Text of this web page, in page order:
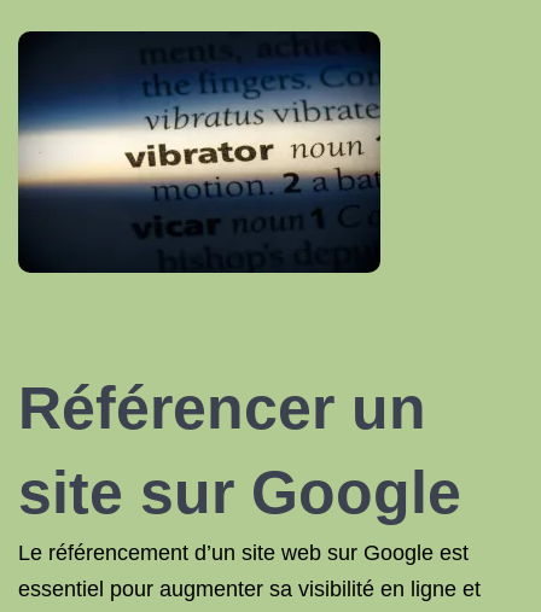
Référencer un
site sur Google
Le référencement d’un site web sur Google est
essentiel pour augmenter sa visibilité en ligne et